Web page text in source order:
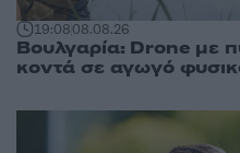
19:0808.08.26
Βουλγαρία: Drone με
κοντά σε αγωγό